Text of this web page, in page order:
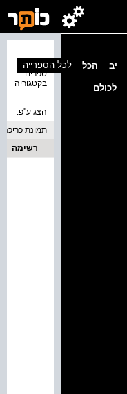
יב הכל
לכולם
ספרים
בקטגוריה
לכל הספרייה
הצג ע''פ:
תמונת כריכה
רשימה